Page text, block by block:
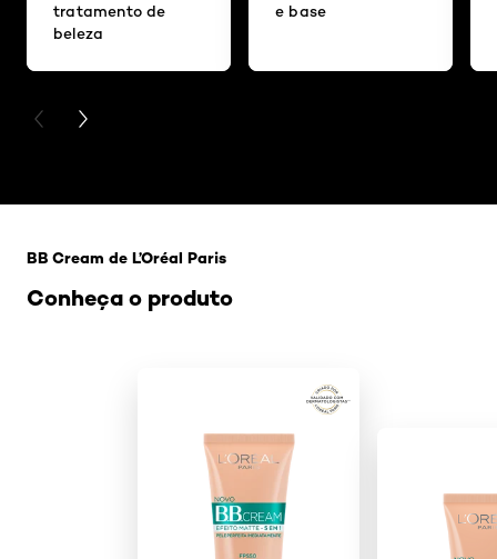
tratamento de
beleza
e base
PREVIOUS CARD
NEXT CARD
Conheça o produto
BB Cream de L’Oréal Paris